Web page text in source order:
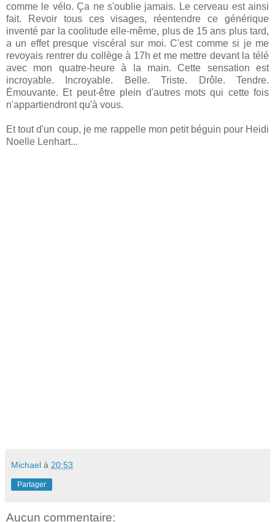
comme le vélo. Ça ne s'oublie jamais. Le cerveau est ainsi
fait. Revoir tous ces visages, réentendre ce générique
inventé par la coolitude elle-même, plus de 15 ans plus tard,
a un effet presque viscéral sur moi. C'est comme si je me
revoyais rentrer du collège à 17h et me mettre devant la télé
avec mon quatre-heure à la main. Cette sensation est
incroyable. Incroyable. Belle. Triste. Drôle. Tendre.
Émouvante. Et peut-être plein d'autres mots qui cette fois
n'appartiendront qu'à vous.
Et tout d'un coup, je me rappelle mon petit béguin pour Heidi
Noelle Lenhart...
Michael à 20:53
Partager
Aucun commentaire: